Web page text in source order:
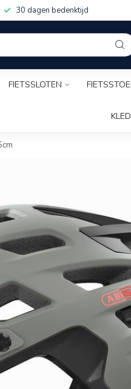
30 dagen bedenktijd
FIETSSLOTEN